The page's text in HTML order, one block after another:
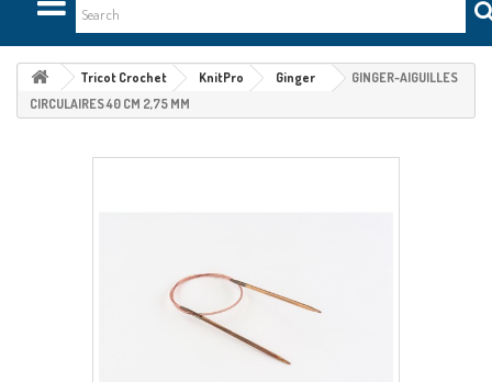
Tricot Crochet KnitPro Ginger
GINGER-AIGUILLES
CIRCULAIRES 40 CM 2,75 MM